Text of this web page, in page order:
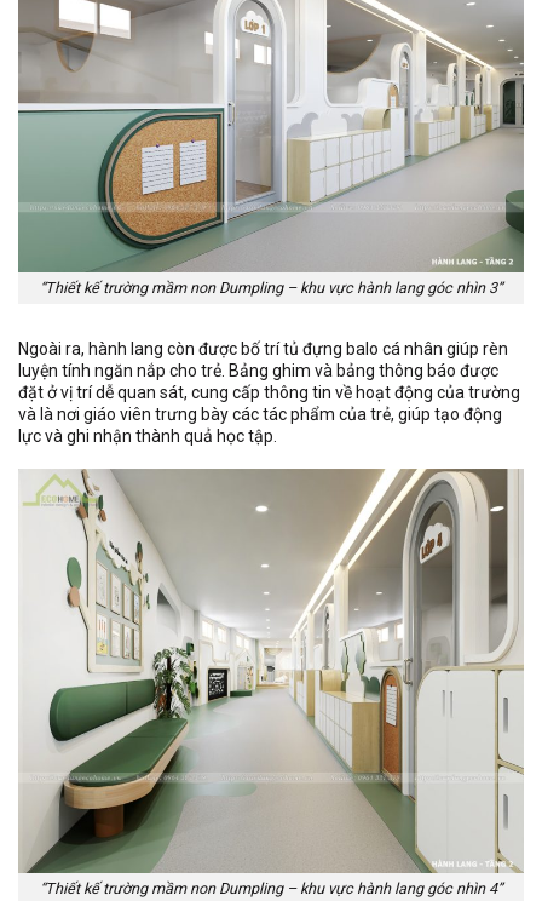
“Thiết kế trường mầm non Dumpling – khu vực hành lang góc nhìn 3”
Ngoài ra, hành lang còn được bố trí tủ đựng balo cá nhân giúp rèn
luyện tính ngăn nắp cho trẻ. Bảng ghim và bảng thông báo được
đặt ở vị trí dễ quan sát, cung cấp thông tin về hoạt động của trường
và là nơi giáo viên trưng bày các tác phẩm của trẻ, giúp tạo động
lực và ghi nhận thành quả học tập.
“Thiết kế trường mầm non Dumpling – khu vực hành lang góc nhìn 4”